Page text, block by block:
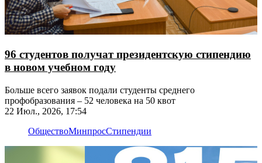
96 студентов получат президентскую стипендию
в новом учебном году
Больше всего заявок подали студенты среднего
профобразования – 52 человека на 50 квот
22 Июл., 2026, 17:54
ОбществоМинпросСтипендии